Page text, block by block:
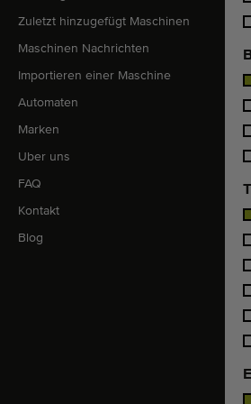
Zuletzt hinzugefügt Maschinen
Maschinen Nachrichten
Importieren einer Maschine
Automaten
Marken
Uber uns
FAQ
Kontakt
Blog